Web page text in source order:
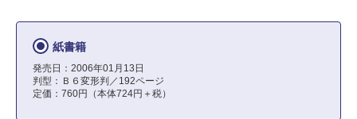
紙書籍
発売日：2006年01月13日
判型：Ｂ６変形判／192ページ
定価：760円（本体724円＋税）